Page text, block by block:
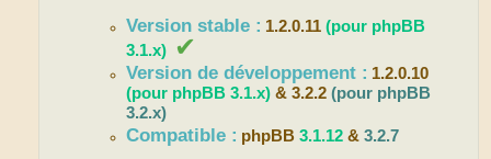
Version stable : 1.2.0.11(pour phpBB
3.1.x) ✔
Version de développement : 1.2.0.10
(pour phpBB 3.1.x) & 3.2.2(pour phpBB
3.2.x)
Compatible : phpBB3.1.12 &3.2.7